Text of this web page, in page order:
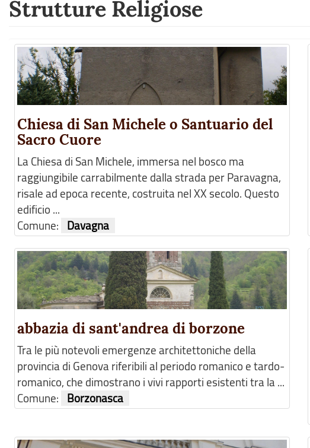
Strutture Religiose
Chiesa di San Michele o Santuario del
Sacro Cuore
La Chiesa di San Michele, immersa nel bosco ma
raggiungibile carrabilmente dalla strada per Paravagna,
risale ad epoca recente, costruita nel XX secolo. Questo
edificio ...
Comune:
Davagna
abbazia di sant'andrea di borzone
Tra le più notevoli emergenze architettoniche della
provincia di Genova riferibili al periodo romanico e tardo-
romanico, che dimostrano i vivi rapporti esistenti tra la ...
Comune:
Borzonasca